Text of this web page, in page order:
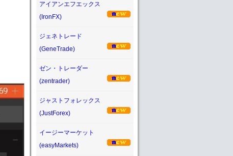
アイアンエフエックス
(IronFX)
ジェネトレード
(GeneTrade)
ゼン・トレーダー
(zentrader)
ジャストフォレックス
(JustForex)
イージーマーケット
(easyMarkets)